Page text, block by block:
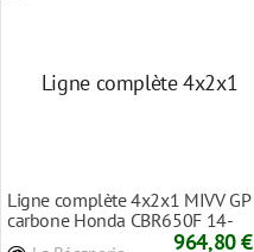
Ligne complète 4x2x1 MIVV GP
carbone Honda CBR650F 14-
964,80 €